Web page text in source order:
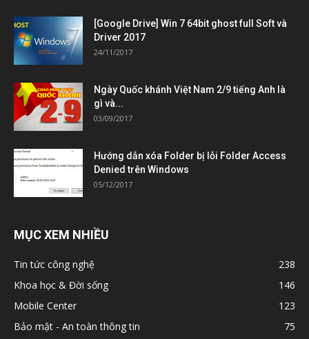
[Google Drive] Win 7 64bit ghost full Soft và
Driver 2017
24/11/2017
Ngày Quốc khánh Việt Nam 2/9 tiếng Anh là
gì và...
03/09/2017
Hướng dẫn xóa Folder bị lỗi Folder Access
Denied trên Windows
05/12/2017
MỤC XEM NHIỀU
Tin tức công nghệ
238
Khoa học & Đời sống
146
Mobile Center
123
Bảo mật - An toàn thông tin
75